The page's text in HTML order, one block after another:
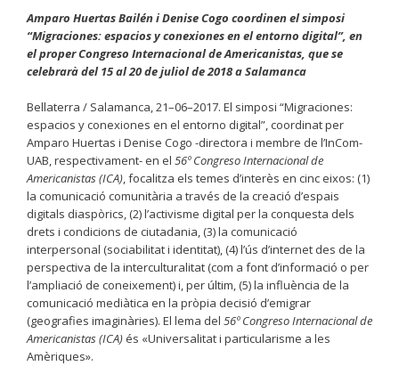
Amparo Huertas Bailén i Denise Cogo coordinen el simposi
“Migraciones: espacios y conexiones en el entorno digital”, en
el proper Congreso Internacional de Americanistas, que se
celebrarà del 15 al 20 de juliol de 2018 a Salamanca
Bellaterra / Salamanca, 21–06–2017. El simposi “Migraciones:
espacios y conexiones en el entorno digital”, coordinat per
Amparo Huertas i Denise Cogo -directora i membre de l’InCom-
UAB, respectivament- en el 56º Congreso Internacional de
Americanistas (ICA), focalitza els temes d’interès en cinc eixos: (1)
la comunicació comunitària a través de la creació d’espais
digitals diaspòrics, (2) l’activisme digital per la conquesta dels
drets i condicions de ciutadania, (3) la comunicació
interpersonal (sociabilitat i identitat), (4) l’ús d’internet des de la
perspectiva de la interculturalitat (com a font d’informació o per
l’ampliació de coneixement) i, per últim, (5) la influència de la
comunicació mediàtica en la pròpia decisió d’emigrar
(geografies imaginàries). El lema del 56º Congreso Internacional de
Americanistas (ICA) és «Universalitat i particularisme a les
Amèriques».